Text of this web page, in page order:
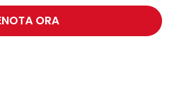
ORA